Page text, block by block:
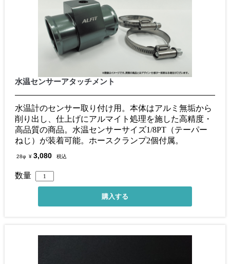
水温センサーアタッチメント
水温計のセンサー取り付け用。本体はアルミ無垢から
削り出し、仕上げにアルマイト処理を施した高精度・
高品質の商品。水温センサーサイズ1/8PT（テーパー
ねじ）が装着可能。ホースクランプ2個付属。
28φ ¥ 3,080 税込
数量